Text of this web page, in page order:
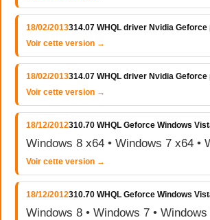
18/02/2013314.07 WHQL driver Nvidia Geforce
Voir cette version →
18/02/2013314.07 WHQL driver Nvidia Geforce
Voir cette version →
18/12/2012310.70 WHQL Geforce Windows
Windows 8 x64 • Windows 7 x64 •
Voir cette version →
18/12/2012310.70 WHQL Geforce Windows
Windows 8 • Windows 7 •